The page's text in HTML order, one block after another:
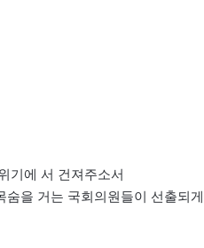
기에 서 건져주소서
을 거는 국회의원들이 선출되게